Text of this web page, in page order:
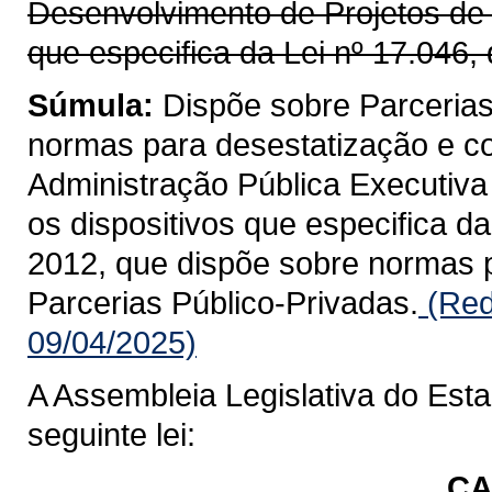
Desenvolvimento de Projetos
que especifica da Lei nº
Súmula: Dispõe sobre
normas para desestatização e
Administração Pública
os dispositivos que especifica
2012, que dispõe sobre
Parcerias Público-Privadas.
09/04/2025)
A Assembleia Legislativa do
seguinte lei: